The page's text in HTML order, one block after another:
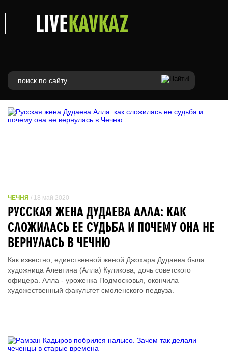
LIVEKAVKAZ
ЧЕЧНЯ / 18 май 2020
РУССКАЯ ЖЕНА ДУДАЕВА АЛЛА: КАК
СЛОЖИЛАСЬ ЕЕ СУДЬБА И ПОЧЕМУ ОНА НЕ
ВЕРНУЛАСЬ В ЧЕЧНЮ
Как известно, единственной женой Джохара Дудаева была
художница Алевтина (Алла) Куликова, дочь советского
офицера. Алла - уроженка Подмосковья, окончила
художественный факультет смоленского педвуза.